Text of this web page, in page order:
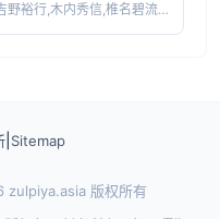
吉野裕行,木内秀信,椎名碧流,筈见纯
Sitemap
zulpiya.asia 版权所有